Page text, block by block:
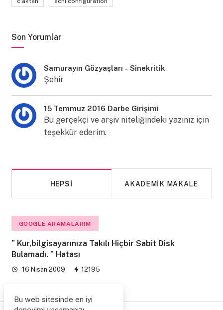
Son Yorumlar
Samurayın Gözyaşları – Sinekritik
Şehir
15 Temmuz 2016 Darbe Girişimi
Bu gerçekçi ve arşiv niteliğindeki yazınız için
teşekkür ederim.
HEPSI AKADEMIK MAKALE
GOOGLE ARAMALARIM
” Kur,bilgisayarınıza Takılı Hiçbir Sabit Disk
Bulamadı. ” Hatası
16 Nisan 2009 12195
Bu web sitesinde en iyi